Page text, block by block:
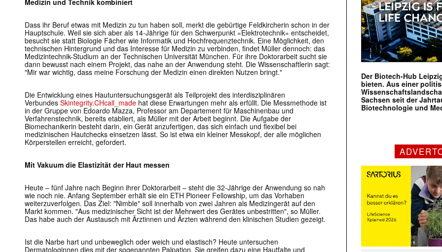
Medizin und Technik kombiniert
Dass ihr Beruf etwas mit Medizin zu tun haben soll, merkt die gebürtige Feldkircherin schon in der
Hauptschule. Weil sie sich aber als 14-​Jährige für den Schwerpunkt «Elektrotechnik» entscheidet,
besucht sie statt Biologie Fächer wie Informatik und Hochfrequenztechnik. Eine Möglichkeit, den
technischen Hintergrund und das Interesse für Medizin zu verbinden, findet Müller dennoch: das
Medizintechnik-​Studium an der Technischen Universität München. Für ihre Doktorarbeit sucht sie
dann bewusst nach einem Projekt, das nahe an der Anwendung steht. Die Wissenschaftlerin sagt:
"Mir war wichtig, dass meine Forschung der Medizin einen direkten Nutzen bringt."
Die Entwicklung eines Hautuntersuchungsgerät als Teilprojekt des interdisziplinären
Verbundes Skintegrity.CHcall_made hat diese Erwartungen mehr als erfüllt. Die Messmethode ist
in der Gruppe von Edoardo Mazza, Professor am Departement für Maschinenbau und
Verfahrenstechnik, bereits etabliert, als Müller mit der Arbeit beginnt. Die Aufgabe der
Biomechanikerin besteht darin, ein Gerät anzufertigen, das sich einfach und flexibel bei
medizinischen Hautchecks einsetzen lässt. So ist etwa ein kleiner Messkopf, der alle möglichen
Körperstellen erreicht, gefordert.
Mit Vakuum die Elastizität der Haut messen
Heute – fünf Jahre nach Beginn ihrer Doktorarbeit – steht die 32-​Jährige der Anwendung so nah
wie noch nie. Anfang September erhält sie ein ETH Pioneer Fellowship, um das Vorhaben
weiterzuverfolgen. Das Ziel: "Nimble" soll innerhalb von zwei Jahren als Medizingerät auf den
Markt kommen. "Aus medizinischer Sicht ist der Mehrwert des Gerätes unbestritten", so Müller.
Das habe auch der Austausch mit Ärztinnen und Ärzten während den klinischen Studien gezeigt.
Ist die Narbe hart und unbeweglich oder weich und elastisch? Heute untersuchen
Dermatologinnen dies mit der sogenannten Palpation. Sie greifen dazu eine Hautfalte und
Der Biotech-Hub
bieten. Aus einer
Sachsen seit der
Biotechnologie und